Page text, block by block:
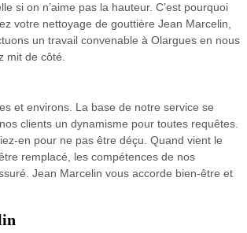
si on n’aime pas la hauteur. C’est pourquoi
votre nettoyage de gouttière Jean Marcelin,
un travail convenable à Olargues en nous
mit de côté.
et environs. La base de notre service se
clients un dynamisme pour toutes requêtes.
en pour ne pas être déçu. Quand vient le
remplacé, les compétences de nos
Jean Marcelin vous accorde bien-être et